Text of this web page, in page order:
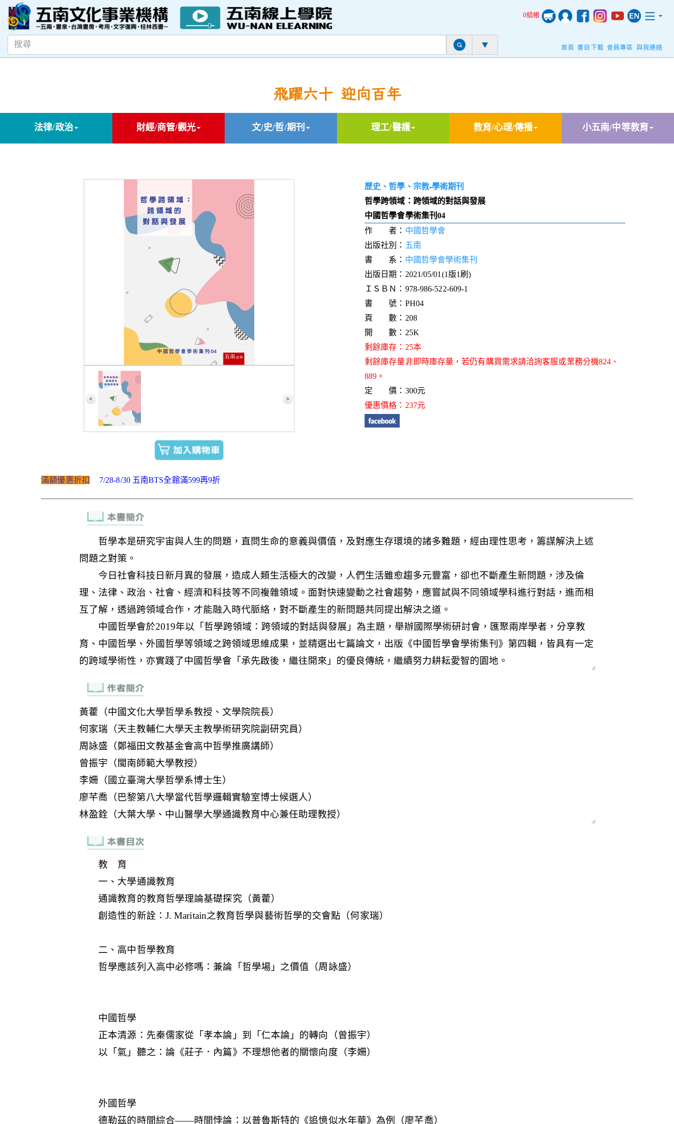
0結帳
首頁 書目下載 會員專區 與我連絡
飛躍六十 迎向百年
法律/政治 財經/商管/觀光 文/史/哲/期刊 理工/醫護 教育/心理/傳播 小五南/中等教育
歷史、哲學、宗教-學術期刊
哲學跨領域：跨領域的對話與發展
中國哲學會學術集刊04
作 者： 中國哲學會
出版社別： 五南
書 系： 中國哲學會學術集刊
出版日期：2021/05/01(1版1刷)
ＩＳＢＮ：978-986-522-609-1
書 號：PH04
頁 數：208
開 數：25K
剩餘庫存：25本
剩餘庫存量非即時庫存量，若仍有購買需求請洽詢客服或業務分機824、
889。
定 價：300元
優惠價格：237元
滿額優惠折扣 7/28-8/30 五南BTS全館滿599再9折
教 育
一、大學通識教育
通識教育的教育哲學理論基礎探究（黃藿）
創造性的新詮：J. Maritain之教育哲學與藝術哲學的交會點（何家瑞）
二、高中哲學教育
哲學應該列入高中必修嗎：兼論「哲學場」之價值（周詠盛）
中國哲學
正本清源：先秦儒家從「孝本論」到「仁本論」的轉向（曾振宇）
以「氣」聽之：論《莊子．內篇》不理想他者的關懷向度（李姍）
外國哲學
德勒茲的時間綜合——時間悖論：以普魯斯特的《追憶似水年華》為例（廖芊喬）